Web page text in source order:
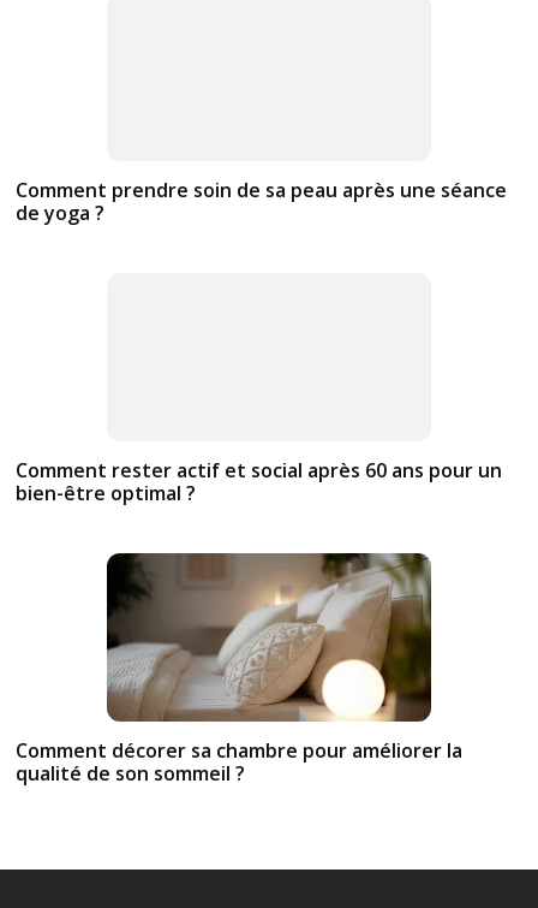
Comment prendre soin de sa peau après une séance
de yoga ?
Comment rester actif et social après 60 ans pour un
bien-être optimal ?
Comment décorer sa chambre pour améliorer la
qualité de son sommeil ?